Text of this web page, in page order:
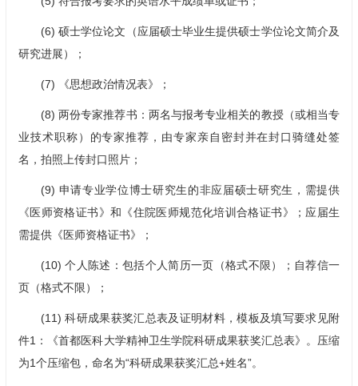
(6) 硕士学位论文（应届硕士毕业生提供硕士学位论文简介及
研究进展）；
(7) 《思想政治情况表》；
(8) 两份专家推荐书：两名与报考专业相关的教授（或相当专
业技术职称）的专家推荐，由专家亲自密封并在封口骑缝处签
名，拍照上传封口照片；
(9) 申请专业学位博士研究生的非应届硕士研究生，需提供
《医师资格证书》和《住院医师规范化培训合格证书》；应届生
需提供《医师资格证书》；
(10) 个人陈述：包括个人简历一页（格式不限）；自荐信一
页（格式不限）；
(11) 科研成果获奖汇总表及证明材料，模板及填写要求见附
件1：《首都医科大学精神卫生学院科研成果获奖汇总表》。压缩
为1个压缩包，命名为“科研成果获奖汇总+姓名”。